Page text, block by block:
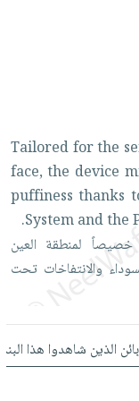
Tailoredforthe
face,the device
puffinessthanks
Systemandthe
خصيصاً لمنطقة العين
والانتفاخاتتحت
الذين شاهدوا هذا